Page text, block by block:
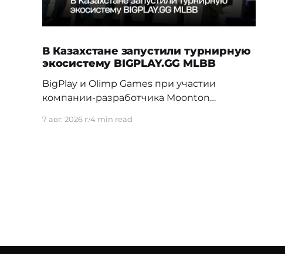
В Казахстане запустили турнирную
экосистему BIGPLAY.GG MLBB
BigPlay и Olimp Games при участии
компании-разработчика Moonton
экосистему BIGPLAY.GG MLBB. Проект
7 авг. 2026 г.4 min read